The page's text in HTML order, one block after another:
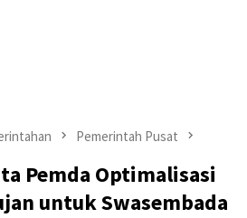
Pemerintah Pusat
Pemda Optimalisasi
untuk Swasembada